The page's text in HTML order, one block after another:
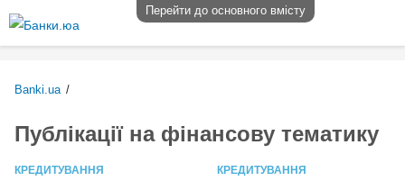
Перейти до основного вмісту
Banki.ua /
Публікації на фінансову тематику
КРЕДИТУВАННЯ
КРЕДИТУВАННЯ